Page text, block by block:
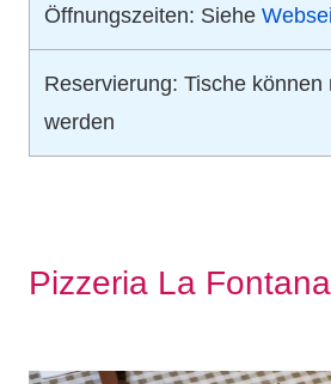
Öffnungszeiten: Siehe
Reservierung: Tische können
werden
Pizzeria La Fontana